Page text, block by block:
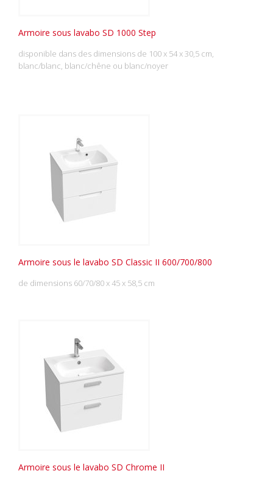
Armoire sous lavabo SD 1000 Step
disponible dans des dimensions de 100 x 54 x 30,5 cm,
blanc/blanc, blanc/chêne ou blanc/noyer
Armoire sous le lavabo SD Classic II 600/700/800
de dimensions 60/70/80 x 45 x 58,5 cm
Armoire sous le lavabo SD Chrome II